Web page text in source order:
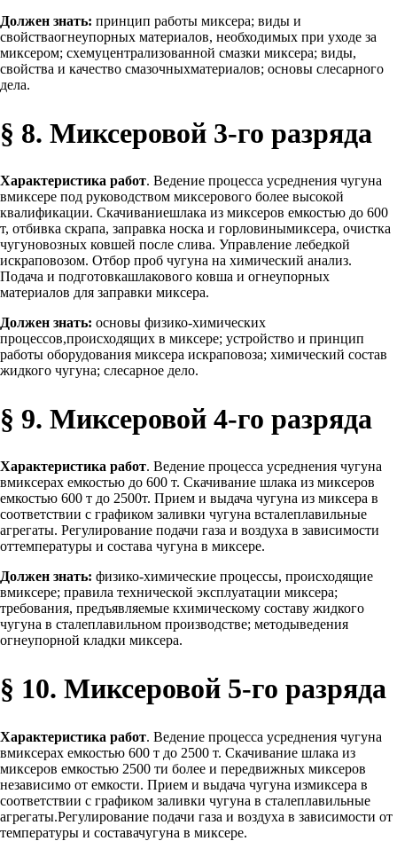
Должен знать: принцип работы миксера; виды и
свойстваогнеупорных материалов, необходимых при уходе за
миксером; схемуцентрализованной смазки миксера; виды,
свойства и качество смазочныхматериалов; основы слесарного
дела.
§ 8. Миксеровой 3-го разряда
Характеристика работ. Ведение процесса усреднения чугуна
вмиксере под руководством миксерового более высокой
квалификации. Скачиваниешлака из миксеров емкостью до 600
т, отбивка скрапа, заправка носка и горловинымиксера, очистка
чугуновозных ковшей после слива. Управление лебедкой
искраповозом. Отбор проб чугуна на химический анализ.
Подача и подготовкашлакового ковша и огнеупорных
материалов для заправки миксера.
Должен знать: основы физико-химических
процессов,происходящих в миксере; устройство и принцип
работы оборудования миксера искраповоза; химический состав
жидкого чугуна; слесарное дело.
§ 9. Миксеровой 4-го разряда
Характеристика работ. Ведение процесса усреднения чугуна
вмиксерах емкостью до 600 т. Скачивание шлака из миксеров
емкостью 600 т до 2500т. Прием и выдача чугуна из миксера в
соответствии с графиком заливки чугуна всталеплавильные
агрегаты. Регулирование подачи газа и воздуха в зависимости
оттемпературы и состава чугуна в миксере.
Должен знать: физико-химические процессы, происходящие
вмиксере; правила технической эксплуатации миксера;
требования, предъявляемые кхимическому составу жидкого
чугуна в сталеплавильном производстве; методыведения
огнеупорной кладки миксера.
§ 10. Миксеровой 5-го разряда
Характеристика работ. Ведение процесса усреднения чугуна
вмиксерах емкостью 600 т до 2500 т. Скачивание шлака из
миксеров емкостью 2500 ти более и передвижных миксеров
независимо от емкости. Прием и выдача чугуна измиксера в
соответствии с графиком заливки чугуна в сталеплавильные
агрегаты.Регулирование подачи газа и воздуха в зависимости от
температуры и составачугуна в миксере.